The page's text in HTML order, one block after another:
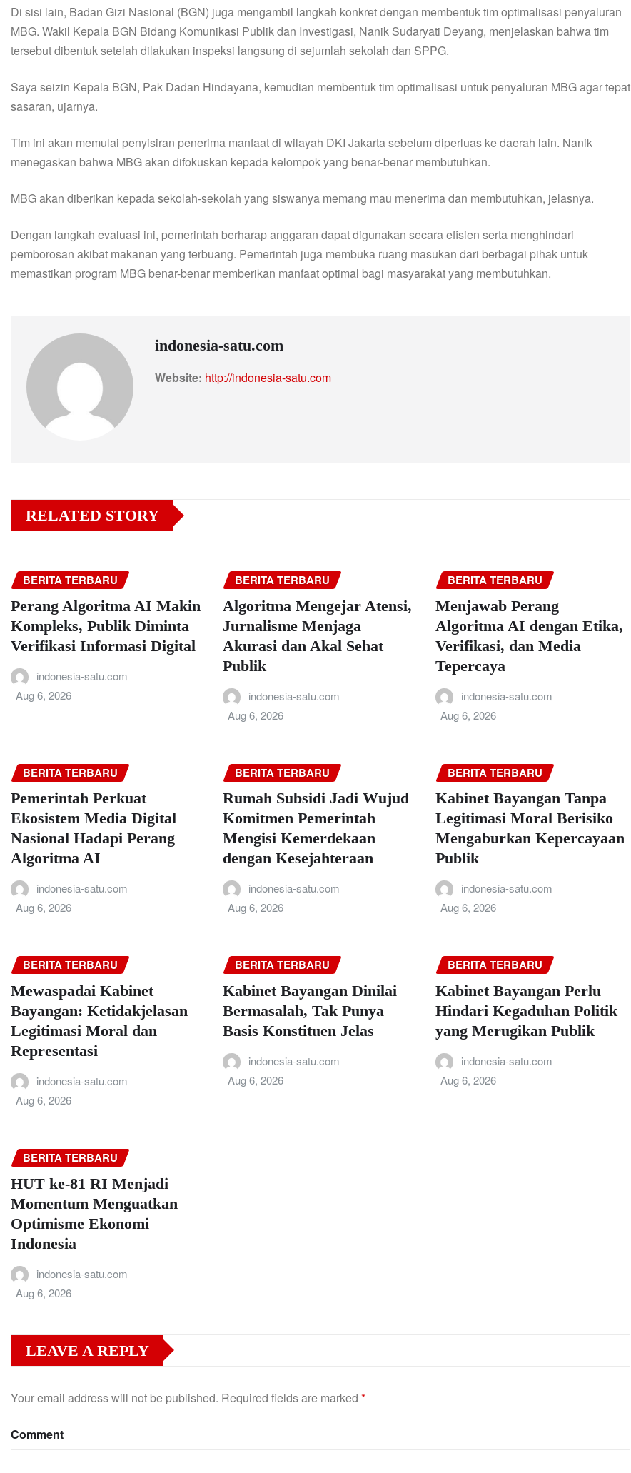
Di sisi lain, Badan Gizi Nasional (BGN) juga mengambil langkah konkret dengan membentuk tim optimalisasi penyaluran
MBG. Wakil Kepala BGN Bidang Komunikasi Publik dan Investigasi, Nanik Sudaryati Deyang, menjelaskan bahwa tim
tersebut dibentuk setelah dilakukan inspeksi langsung di sejumlah sekolah dan SPPG.
Saya seizin Kepala BGN, Pak Dadan Hindayana, kemudian membentuk tim optimalisasi untuk penyaluran MBG agar tepat
sasaran, ujarnya.
Tim ini akan memulai penyisiran penerima manfaat di wilayah DKI Jakarta sebelum diperluas ke daerah lain. Nanik
menegaskan bahwa MBG akan difokuskan kepada kelompok yang benar-benar membutuhkan.
MBG akan diberikan kepada sekolah-sekolah yang siswanya memang mau menerima dan membutuhkan, jelasnya.
Dengan langkah evaluasi ini, pemerintah berharap anggaran dapat digunakan secara efisien serta menghindari
pemborosan akibat makanan yang terbuang. Pemerintah juga membuka ruang masukan dari berbagai pihak untuk
memastikan program MBG benar-benar memberikan manfaat optimal bagi masyarakat yang membutuhkan.
indonesia-satu.com
Website: http://indonesia-satu.com
RELATED STORY
BERITA TERBARU
Perang Algoritma AI Makin
Kompleks, Publik Diminta
Verifikasi Informasi Digital
indonesia-satu.com
Aug 6, 2026
BERITA TERBARU
Algoritma Mengejar Atensi,
Jurnalisme Menjaga
Akurasi dan Akal Sehat
Publik
indonesia-satu.com
Aug 6, 2026
BERITA TERBARU
Menjawab Perang
Algoritma AI dengan Etika,
Verifikasi, dan Media
Tepercaya
indonesia-satu.com
Aug 6, 2026
BERITA TERBARU
Pemerintah Perkuat
Ekosistem Media Digital
Nasional Hadapi Perang
Algoritma AI
indonesia-satu.com
Aug 6, 2026
BERITA TERBARU
Rumah Subsidi Jadi Wujud
Komitmen Pemerintah
Mengisi Kemerdekaan
dengan Kesejahteraan
indonesia-satu.com
Aug 6, 2026
BERITA TERBARU
Kabinet Bayangan Tanpa
Legitimasi Moral Berisiko
Mengaburkan Kepercayaan
Publik
indonesia-satu.com
Aug 6, 2026
BERITA TERBARU
Mewaspadai Kabinet
Bayangan: Ketidakjelasan
Legitimasi Moral dan
Representasi
indonesia-satu.com
Aug 6, 2026
BERITA TERBARU
Kabinet Bayangan Dinilai
Bermasalah, Tak Punya
Basis Konstituen Jelas
indonesia-satu.com
Aug 6, 2026
BERITA TERBARU
Kabinet Bayangan Perlu
Hindari Kegaduhan Politik
yang Merugikan Publik
indonesia-satu.com
Aug 6, 2026
BERITA TERBARU
HUT ke-81 RI Menjadi
Momentum Menguatkan
Optimisme Ekonomi
Indonesia
indonesia-satu.com
Aug 6, 2026
LEAVE A REPLY
Your email address will not be published. Required fields are marked *
Comment